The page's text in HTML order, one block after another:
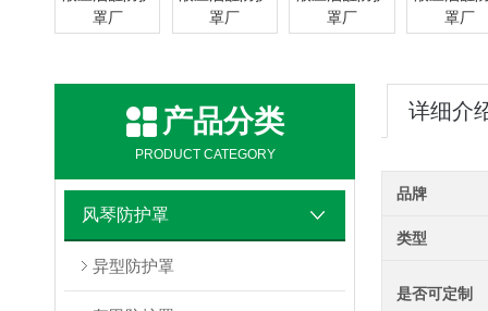
产品分类
PRODUCT CATEGORY
风琴防护罩
异型防护罩
详细介
品牌
类型
是否可定制